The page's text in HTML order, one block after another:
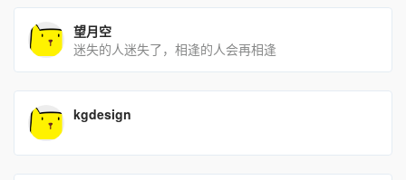
望月空
迷失的人迷失了，相逢的人会再相逢
kgdesign